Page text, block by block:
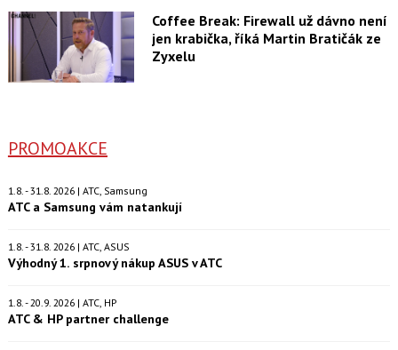
Coffee Break: Firewall už dávno není
jen krabička, říká Martin Bratičák ze
Zyxelu
PROMOAKCE
1.8. - 31.8. 2026 | ATC, Samsung
ATC a Samsung vám natankují
1.8. - 31.8. 2026 | ATC, ASUS
Výhodný 1. srpnový nákup ASUS v ATC
1.8. - 20.9. 2026 | ATC, HP
ATC & HP partner challenge